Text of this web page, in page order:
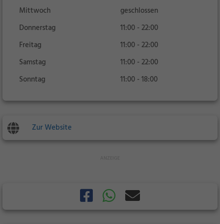
Mittwoch
geschlossen
Donnerstag
11:00 - 22:00
Freitag
11:00 - 22:00
Samstag
11:00 - 22:00
Sonntag
11:00 - 18:00
Zur Website